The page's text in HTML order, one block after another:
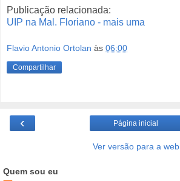
Publicação relacionada:
UIP na Mal. Floriano - mais uma
Flavio Antonio Ortolan às 06:00
Compartilhar
‹ Página inicial
Ver versão para a web
Quem sou eu